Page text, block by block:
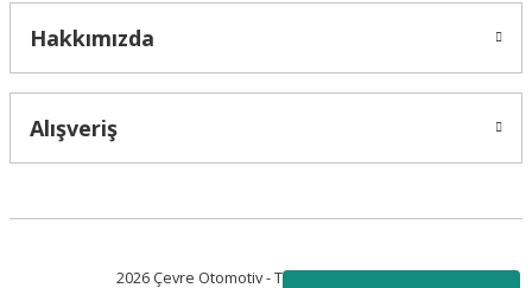
Hakkımızda
Alışveriş
2026 Çevre Otomotiv - Tüm Hakları Saklıdır.